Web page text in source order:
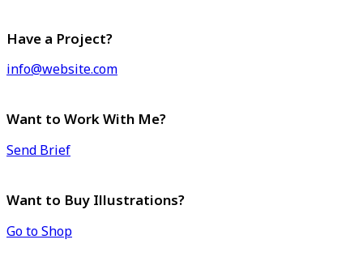
Have a Project?
info@website.com
Want to Work With Me?
Send Brief
Want to Buy Illustrations?
Go to Shop